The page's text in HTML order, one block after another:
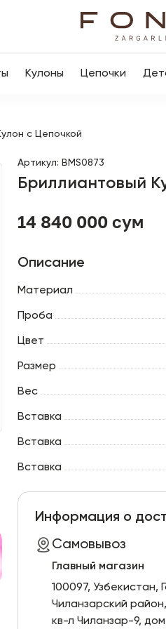
Кулоны Цепочки
с Цепочкой
Артикул: BMS0873
Бриллиантовый
14 840 000 сум
Описание
Материал
Проба
Цвет
Размер
Вес
Вставка
Вставка
Вставка
Информация о
Самовывоз
Главный магазин
100097, Узбекистан,
Чиланзарский
кв-л Чиланзар-9,